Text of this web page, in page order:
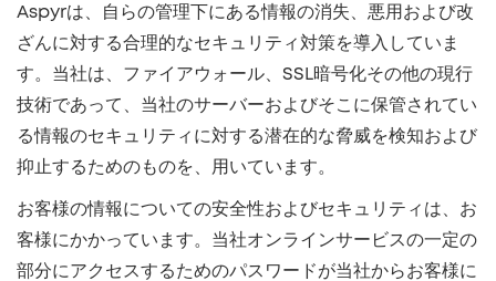
Aspyrは、自らの管理下にある情報の消失、悪用および改
ざんに対する合理的なセキュリティ対策を導入していま
す。当社は、ファイアウォール、SSL暗号化その他の現行
技術であって、当社のサーバーおよびそこに保管されてい
る情報のセキュリティに対する潜在的な脅威を検知および
抑止するためのものを、用いています。
お客様の情報についての安全性およびセキュリティは、お
客様にかかっています。当社オンラインサービスの一定の
部分にアクセスするためのパスワードが当社からお客様に